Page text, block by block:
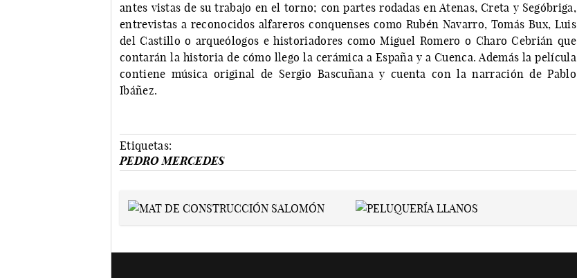
antes vistas de su trabajo en el torno; con partes rodadas en Atenas, Creta y Segóbriga,
entrevistas a reconocidos alfareros conquenses como Rubén Navarro, Tomás Bux, Luis
del Castillo o arqueólogos e historiadores como Miguel Romero o Charo Cebrián que
contarán la historia de cómo llego la cerámica a España y a Cuenca. Además la película
contiene música original de Sergio Bascuñana y cuenta con la narración de Pablo
Ibáñez.
Etiquetas:
PEDRO MERCEDES